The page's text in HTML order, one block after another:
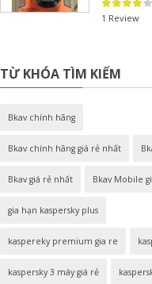
1 Review
TỪ KHÓA TÌM KIẾM
Bkav chính hãng
Bkav chính hãng giá rẻ nhất
Bkav giá rẻ nhất Bkav Mobile
gia hạn kaspersky plus
kaspereky premium gia re
kaspersky 3 máy giá rẻ